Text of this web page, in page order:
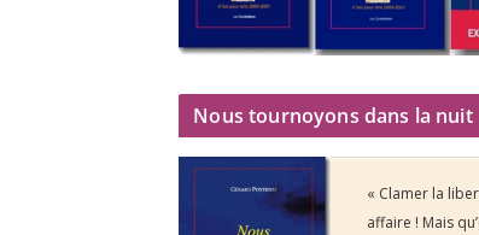
Nous tournoyons dans la nuit
« Clamer la
affaire ! Mais